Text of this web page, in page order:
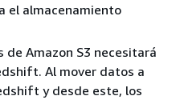
el almacenamiento
Amazon S3 necesitará
Al mover datos a
y desde este, los